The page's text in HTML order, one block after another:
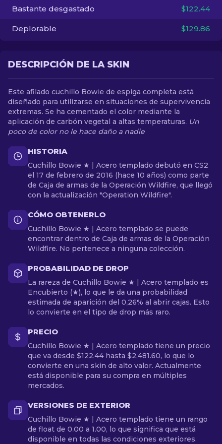
Bastante desgastado $122.44
Deplorable $129.86
DESCRIPCIÓN DE LA SKIN
Este afilado cuchillo Bowie de espiga completa está
diseñado para utilizarse en situaciones de supervivencia
extremas. Se ha cementado el color mediante la
aplicación de carbón vegetal a altas temperaturas. Un
poco de color no le hace daño a nadie
HISTORIA
Cuchillo Bowie ★ | Acero templado debutó en CS2
el 17 de febrero de 2016 (hace 10 años) como parte
de Caja de armas de la Operación Wildfire, que llegó
con la actualización "Operation Wildfire".
CÓMO OBTENERLO
Cuchillo Bowie ★ | Acero templado se puede
encontrar dentro de Caja de armas de la Operación
Wildfire. No pertenece a ninguna colección.
PROBABILIDAD DE DROP
La rareza de Cuchillo Bowie ★ | Acero templado es
Encubierto (★), lo que le da una probabilidad
estimada de aparición del 0,26% al abrir cajas. Esto
lo convierte en el tipo de drop más raro.
PRECIO
Cuchillo Bowie ★ | Acero templado tiene un precio
que va desde $122.44 hasta $2,481.60, lo que lo
convierte en una skin de alto valor. Actualmente
está disponible para su compra en múltiples
mercados.
VERSIONES DE EXTERIOR
Cuchillo Bowie ★ | Acero templado tiene un rango
de float de 0.00 a 1.00, lo que significa que está
disponible en todas las condiciones exteriores.